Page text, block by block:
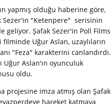
yapmış olduğu haberine göre,
Sezer'in "Ketenpere" serisinin
geliyor. Şafak Sezer'in Poll Films
filminde Uğur Aslan, uzaylıların
"Feza" karakterini canlandırdı.
Uğur Aslan'ın oyunculuk
oldu.
projesine imza atmış olan Şafak
hareket katmaya